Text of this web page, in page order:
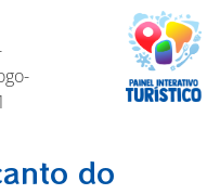
do